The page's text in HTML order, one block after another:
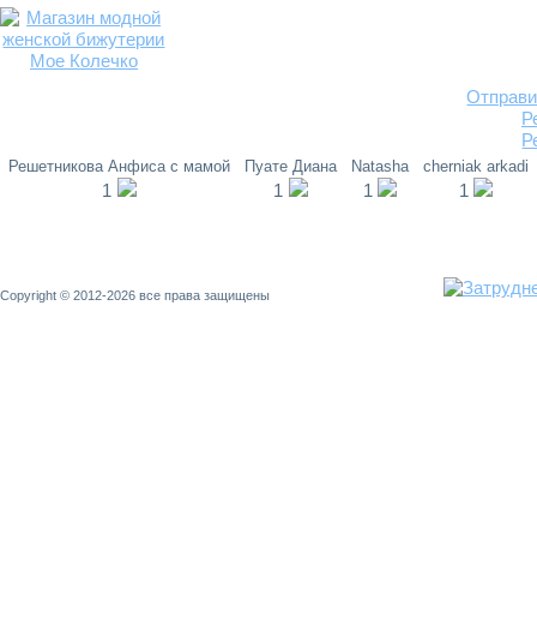
Решетникова Анфиса с мамой
1
Пуате Диана
1
Natasha
1
cherniak arkadi
1
Copyright © 2012-2026 все права защищены